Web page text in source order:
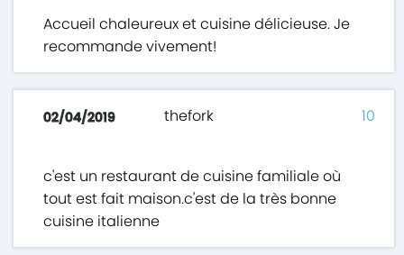
Accueil chaleureux et cuisine délicieuse. Je
recommande vivement!
02/04/2019 thefork
c'est un restaurant de cuisine familiale où
tout est fait maison.c'est de la très bonne
cuisine italienne
10